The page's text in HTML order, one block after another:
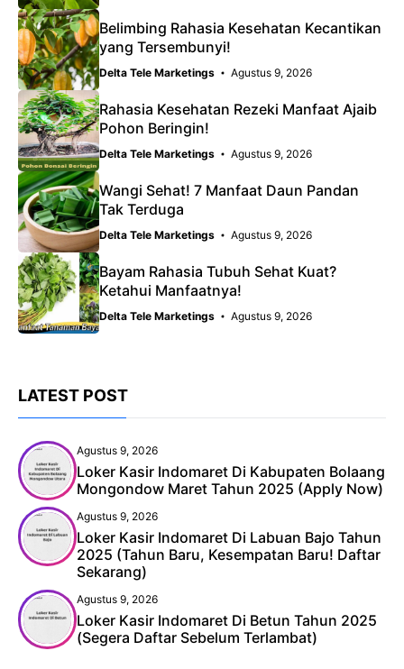
Belimbing Rahasia Kesehatan Kecantikan
yang Tersembunyi!
Delta Tele Marketings Agustus 9, 2026
Rahasia Kesehatan Rezeki Manfaat Ajaib
Pohon Beringin!
Delta Tele Marketings Agustus 9, 2026
Wangi Sehat! 7 Manfaat Daun Pandan
Tak Terduga
Delta Tele Marketings Agustus 9, 2026
Bayam Rahasia Tubuh Sehat Kuat?
Ketahui Manfaatnya!
Delta Tele Marketings Agustus 9, 2026
LATEST POST
Agustus 9, 2026
Loker Kasir Indomaret Di Kabupaten Bolaang
Mongondow Maret Tahun 2025 (Apply Now)
Agustus 9, 2026
Loker Kasir Indomaret Di Labuan Bajo Tahun
2025 (Tahun Baru, Kesempatan Baru! Daftar
Sekarang)
Agustus 9, 2026
Loker Kasir Indomaret Di Betun Tahun 2025
(Segera Daftar Sebelum Terlambat)